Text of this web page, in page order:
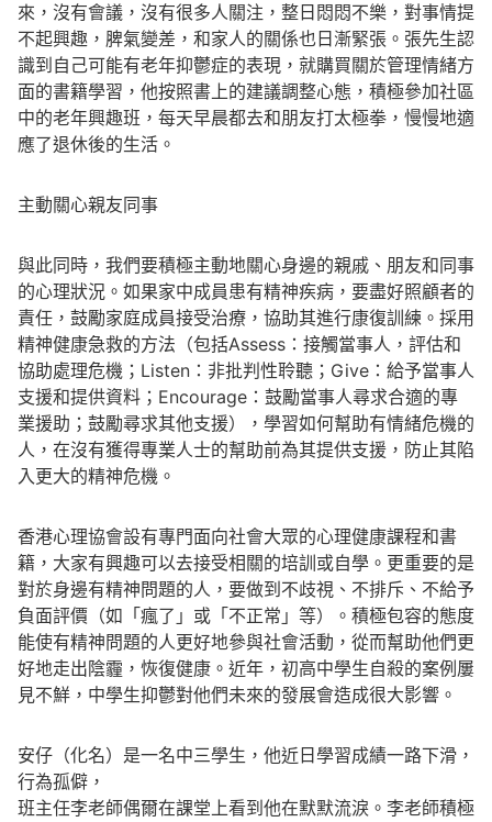
來，沒有會議，沒有很多人關注，整日悶悶不樂，對事情提
不起興趣，脾氣變差，和家人的關係也日漸緊張。張先生認
識到自己可能有老年抑鬱症的表現，就購買關於管理情緒方
面的書籍學習，他按照書上的建議調整心態，積極參加社區
中的老年興趣班，每天早晨都去和朋友打太極拳，慢慢地適
應了退休後的生活。
主動關心親友同事
與此同時，我們要積極主動地關心身邊的親戚、朋友和同事
的心理狀況。如果家中成員患有精神疾病，要盡好照顧者的
責任，鼓勵家庭成員接受治療，協助其進行康復訓練。採用
精神健康急救的方法（包括Assess：接觸當事人，評估和
協助處理危機；Listen：非批判性聆聽；Give：給予當事人
支援和提供資料；Encourage：鼓勵當事人尋求合適的專
業援助；鼓勵尋求其他支援），學習如何幫助有情緒危機的
人，在沒有獲得專業人士的幫助前為其提供支援，防止其陷
入更大的精神危機。
香港心理協會設有專門面向社會大眾的心理健康課程和書
籍，大家有興趣可以去接受相關的培訓或自學。更重要的是
對於身邊有精神問題的人，要做到不歧視、不排斥、不給予
負面評價（如「瘋了」或「不正常」等）。積極包容的態度
能使有精神問題的人更好地參與社會活動，從而幫助他們更
好地走出陰霾，恢復健康。近年，初高中學生自殺的案例屢
見不鮮，中學生抑鬱對他們未來的發展會造成很大影響。
安仔（化名）是一名中三學生，他近日學習成績一路下滑，
行為孤僻，
班主任李老師偶爾在課堂上看到他在默默流淚。李老師積極